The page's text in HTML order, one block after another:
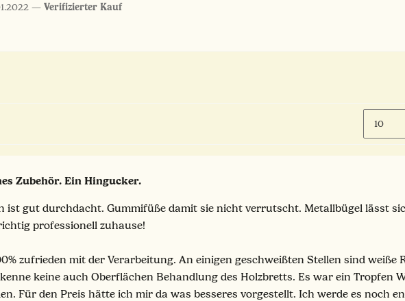
Verifizierter Kauf
Zubehör. Ein Hingucker.
ist gut durchdacht. Gummifüße damit sie nicht verrutscht. Metallbügel lässt
professionell zuhause!
zufrieden mit der Verarbeitung. An einigen geschweißten Stellen sind
keine auch Oberflächen Behandlung des Holzbretts. Es war ein Tropfen
Für den Preis hätte ich mir da was besseres vorgestellt. Ich werde es noch